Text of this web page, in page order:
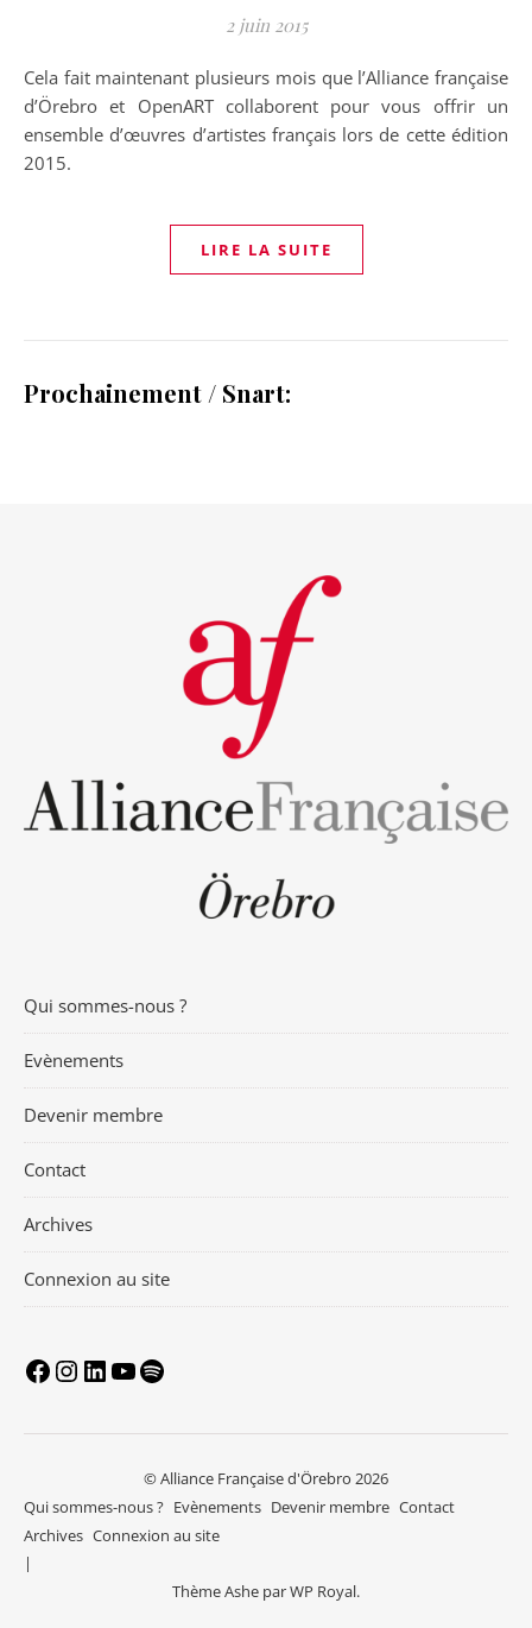
2 juin 2015
Cela fait maintenant plusieurs mois que l’Alliance française
d’Örebro et OpenART collaborent pour vous offrir un
ensemble d’œuvres d’artistes français lors de cette édition
2015.
LIRE LA SUITE
Prochainement / Snart:
Qui sommes-nous ?
Evènements
Devenir membre
Contact
Archives
Connexion au site
© Alliance Française d'Örebro 2026
Qui sommes-nous ? Evènements Devenir membre Contact
Archives Connexion au site
Thème Ashe parWP Royal.